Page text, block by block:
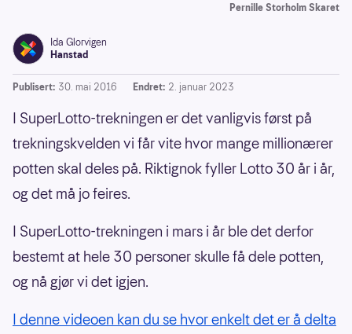
Pernille Storholm Skaret
Ida Glorvigen
Hanstad
Publisert: 30. mai 2016 Endret: 2. januar 2023
I SuperLotto-trekningen er det vanligvis først på
trekningskvelden vi får vite hvor mange millionærer
potten skal deles på. Riktignok fyller Lotto 30 år i år,
og det må jo feires.
I SuperLotto-trekningen i mars i år ble det derfor
bestemt at hele 30 personer skulle få dele potten,
og nå gjør vi det igjen.
I denne videoen kan du se hvor enkelt det er å delta